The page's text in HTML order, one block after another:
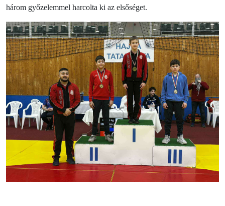
három győzelemmel harcolta ki az elsőséget.